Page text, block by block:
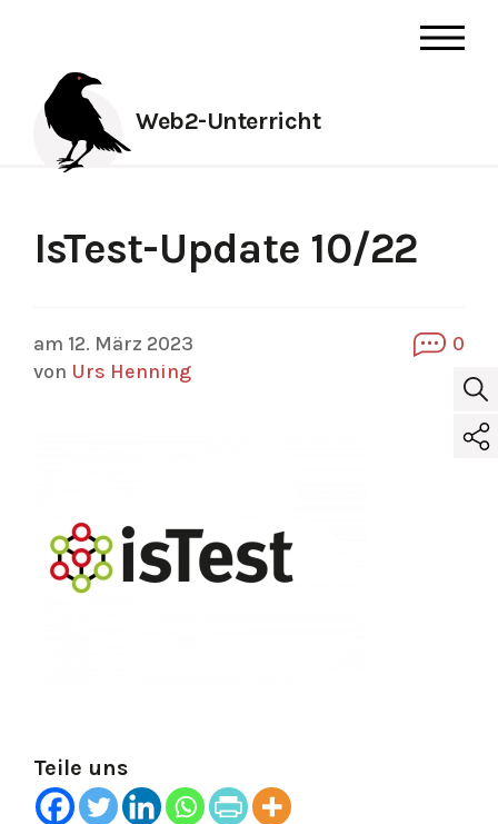
Web2-Unterricht
IsTest-Update 10/22
am 12. März 2023
von Urs Henning
0
Teile uns